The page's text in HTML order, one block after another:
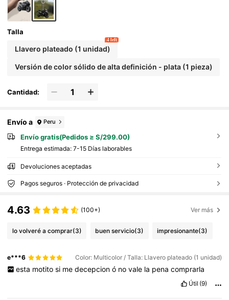
Talla
Llavero plateado (1 unidad)
4 left
Versión de color sólido de alta definición - plata (1 pieza)
Cantidad:
Envío a Peru
Envío gratis(Pedidos ≥ S/299.00)
Entrega estimada: 7-15 Días laborables
Devoluciones aceptadas
Pagos seguros · Protección de privacidad
4.63 (100+) Ver más
lo volveré a comprar(3) buen servicio(3) impresionante(3)
e***6 Color: Multicolor / Talla: Llavero plateado (1 unidad)
esta motito si me decepcion ó no vale la pena comprarla
Útil (9)